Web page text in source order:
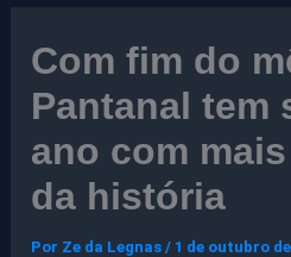
Com fim do
Pantanal tem
ano com
da história
Por Ze da Legnas/ 1 de outubro